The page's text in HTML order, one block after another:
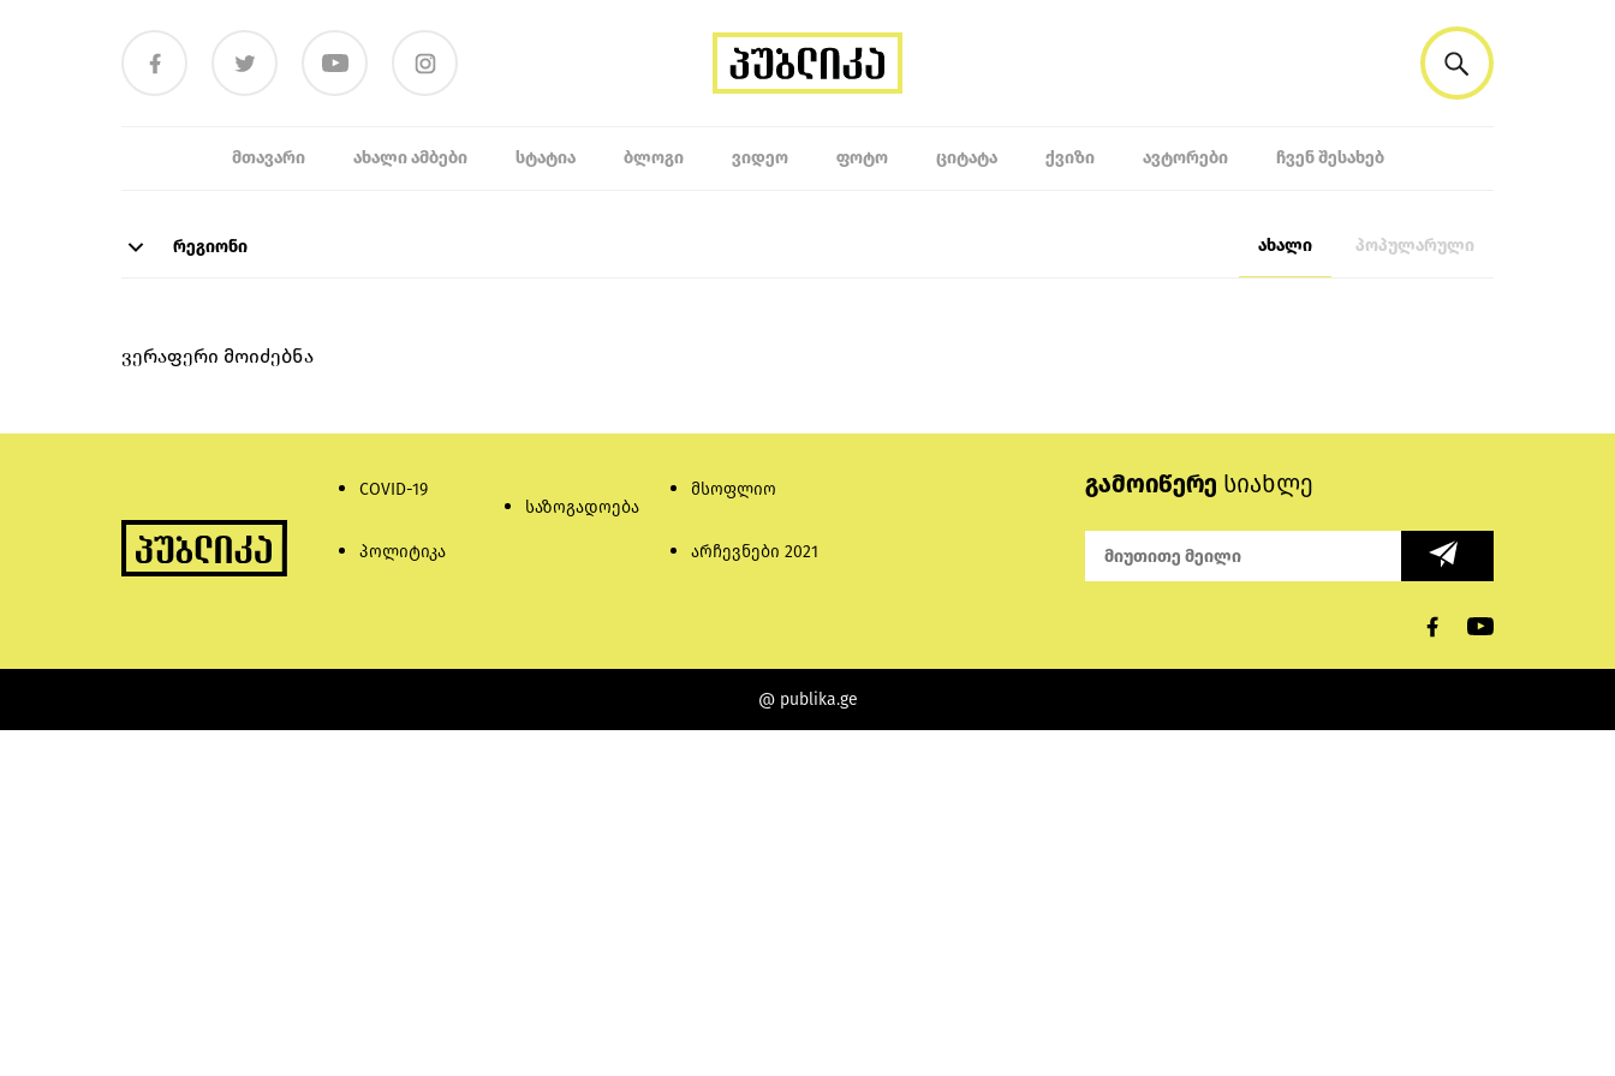
ᲛᲗᲐᲕᲐᲠᲘ ᲐᲮᲐᲚᲘ ᲐᲛᲑᲔᲑᲘ ᲡᲢᲐᲢᲘᲐ ᲑᲚᲝᲒᲘ ᲕᲘᲓᲔᲝ ᲤᲝᲢᲝ ᲪᲘᲢᲐᲢᲐ ᲥᲕᲘᲖᲘ ᲐᲕᲢᲝᲠᲔᲑᲘ ᲩᲕᲔᲜ ᲨᲔᲡᲐᲮᲔᲑ
რეგიონი ახალი პოპულარული
ვერაფერი მოიძებნა
COVID-19
პოლიტიკა
საზოგადოება
მსოფლიო
არჩევნები 2021
გამოიწერე სიახლე
@ publika.ge